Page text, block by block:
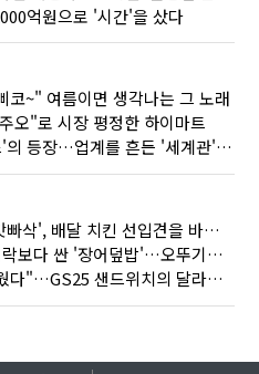
억원으로 '시간'을 샀다
코~" 여름이면 생각나는 그 노래
오"로 시장 평정한 하이마트
'빙그레우스'의 등장…업계를 흔든 '세계관' 마케팅
맘스터치 '갓빠삭', 배달 치킨 선입견을 바꿨다
편의점 도시락보다 싼 '장어덮밥'…오뚜기가 해냈다
"끝까지 채웠다"…GS25 샌드위치의 달라진 '속'사정